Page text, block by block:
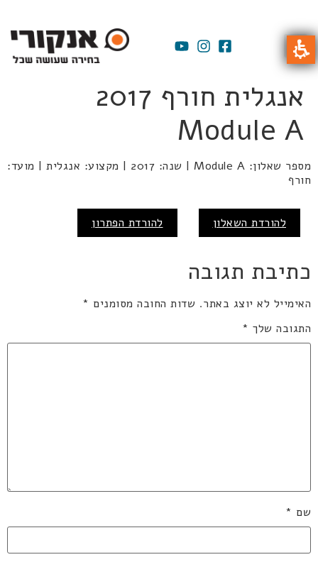
אנגלית חורף 2017
Module A
מספר שאלון: Module A | שנה: 2017 | מקצוע: אנגלית | מועד:
חורף
להורדת השאלון להורדת הפתרון
כתיבת תגובה
האימייל לא יוצג באתר. שדות החובה מסומנים *
התגובה שלך *
שם *